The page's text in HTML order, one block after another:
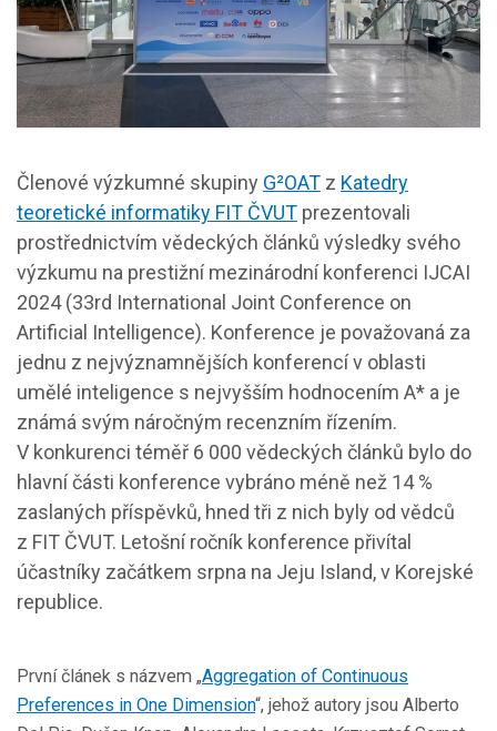
Členové výzkumné skupiny G²OAT z Katedry
teoretické informatiky FIT ČVUT prezentovali
prostřednictvím vědeckých článků výsledky svého
výzkumu na prestižní mezinárodní konferenci IJCAI
2024 (33rd International Joint Conference on
Artificial Intelligence). Konference je považovaná za
jednu z nejvýznamnějších konferencí v oblasti
umělé inteligence s nejvyšším hodnocením A* a je
známá svým náročným recenzním řízením.
V konkurenci téměř 6 000 vědeckých článků bylo do
hlavní části konference vybráno méně než 14 %
zaslaných příspěvků, hned tři z nich byly od vědců
z FIT ČVUT. Letošní ročník konference přivítal
účastníky začátkem srpna na Jeju Island, v Korejské
republice.
První článek s názvem „Aggregation of Continuous
Preferences in One Dimension“, jehož autory jsou Alberto